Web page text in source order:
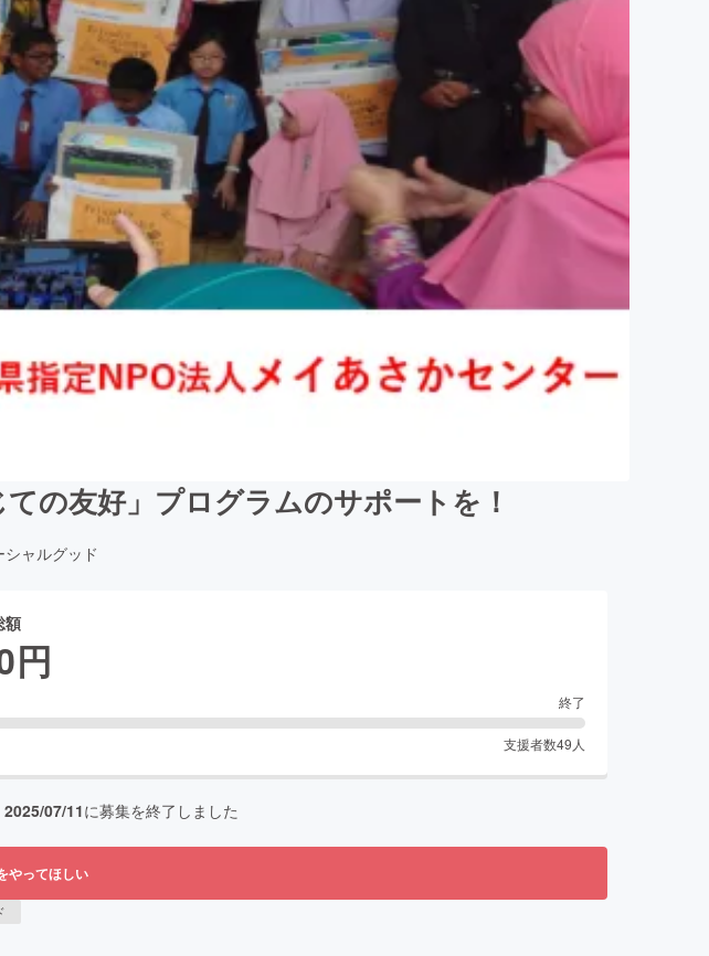
の友好」プログラムのサポートを！
シャルグッド
額
円
終了
支援者数49 人
2025/07/11に募集を終了しました
やってほしい